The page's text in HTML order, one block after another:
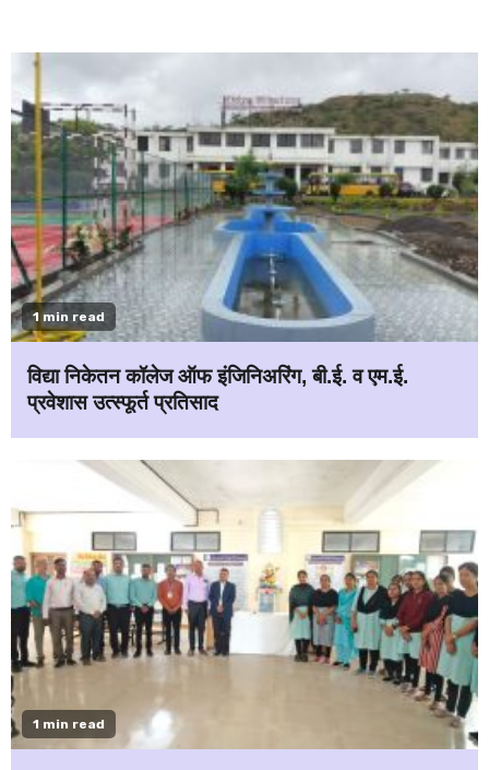
1 min read
विद्या निकेतन कॉलेज ऑफ इंजिनिअरिंग, बी.ई. व एम.ई.
प्रवेशास उत्स्फूर्त प्रतिसाद
1 min read